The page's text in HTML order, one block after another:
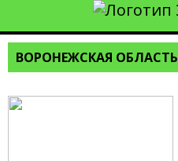
ВОРОНЕЖСКАЯ ОБЛАСТЬ